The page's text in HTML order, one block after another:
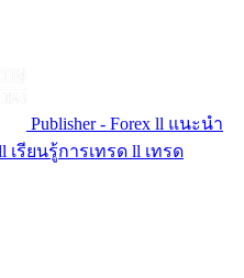
Publisher - Forex ll แนะนำ
รียนรู้การเทรด ll เทรด